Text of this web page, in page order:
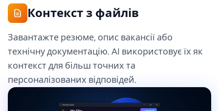
Контекст з файлів
Завантажте резюме, опис вакансії або
технічну документацію. AI використовує їх як
контекст для більш точних та
персоналізованих відповідей.